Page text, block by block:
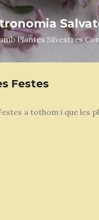
Plantes Silvestres
Festes
a tothom i que les